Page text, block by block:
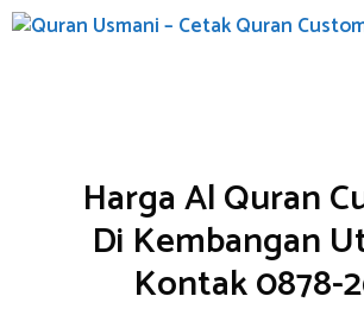
Skip
Harga Al Quran
Di Kembangan
Kontak 0878-